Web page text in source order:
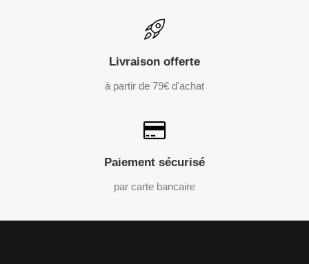
Livraison offerte
à partir de 79€ d'achat
Paiement sécurisé
par carte bancaire